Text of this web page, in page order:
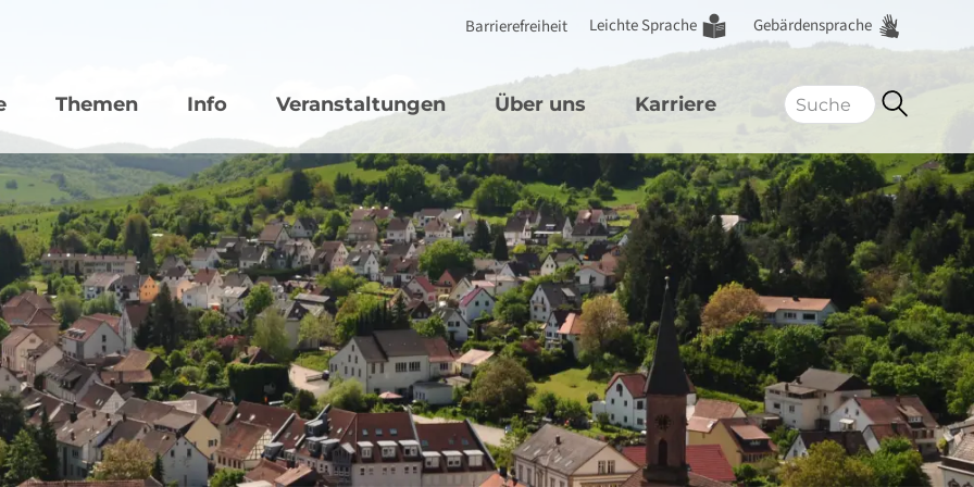
Barrierefreiheit Leichte Sprache Gebärdensprache
Themen Info Veranstaltungen Über uns Karriere